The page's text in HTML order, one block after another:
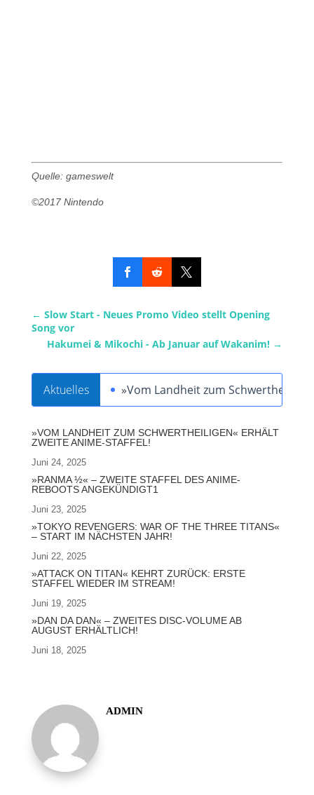
Quelle: gameswelt
©2017 Nintendo
← Slow Start - Neues Promo Video stellt Opening
Song vor
Hakumei & Mikochi - Ab Januar auf Wakanim! →
Aktuelles »Vom Landheit zum
»VOM LANDHEIT ZUM SCHWERTHEILIGEN« ERHÄLT
ZWEITE ANIME-STAFFEL!
Juni 24, 2025
»RANMA ½« – ZWEITE STAFFEL DES ANIME-
REBOOTS ANGEKÜNDIGT1
Juni 23, 2025
»TOKYO REVENGERS: WAR OF THE THREE TITANS«
– START IM NÄCHSTEN JAHR!
Juni 22, 2025
»ATTACK ON TITAN« KEHRT ZURÜCK: ERSTE
STAFFEL WIEDER IM STREAM!
Juni 19, 2025
»DAN DA DAN« – ZWEITES DISC-VOLUME AB
AUGUST ERHÄLTLICH!
Juni 18, 2025
ADMIN